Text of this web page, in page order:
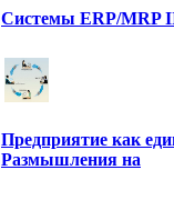
Системы ERP/MRP
Предприятие как
Размышления на